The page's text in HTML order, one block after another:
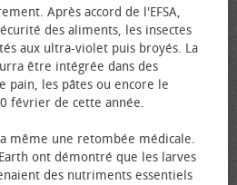
Après accord de l'EFSA,
des aliments, les insectes
aux ultra-violet puis broyés. La
être intégrée dans des
pain, les pâtes ou encore le
février de cette année.
même une retombée médicale.
ont démontré que les larves
des nutriments essentiels